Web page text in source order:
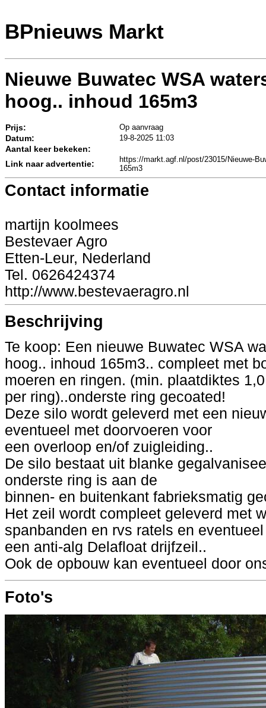
BPnieuws Markt
Nieuwe Buwatec WSA
hoog.. inhoud 165m3
Prijs: Op aanvraag
Datum: 19-8-2025 11:03
Aantal keer bekeken:
Link naar advertentie:
https://markt.agf.nl/post/23015/Nieuwe-
165m3
Contact informatie
martijn koolmees
Bestevaer Agro
Etten-Leur, Nederland
Tel. 0626424374
http://www.bestevaeragro.nl
Beschrijving
Te koop: Een nieuwe Buwatec WSA
hoog.. inhoud 165m3.. compleet met
moeren en ringen. (min. plaatdiktes
per ring)..onderste ring gecoated!
Deze silo wordt geleverd met een
eventueel met doorvoeren voor
een overloop en/of zuigleiding..
De silo bestaat uit blanke
onderste ring is aan de
binnen- en buitenkant fabrieksmatig
Het zeil wordt compleet geleverd met
spanbanden en rvs ratels en eventueel
een anti-alg Delafloat drijfzeil..
Ook de opbouw kan eventueel door
Foto's